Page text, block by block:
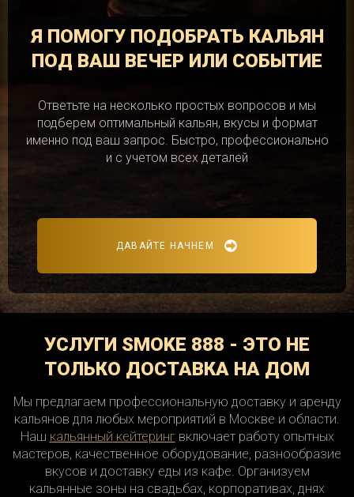
Я ПОМОГУ ПОДОБРАТЬ КАЛЬЯН
ПОД ВАШ ВЕЧЕР ИЛИ СОБЫТИЕ
Ответьте на несколько простых вопросов и мы
подберем оптимальный кальян, вкусы и формат
именно под ваш запрос. Быстро, профессионально
и с учетом всех деталей
ДАВАЙТЕ НАЧНЕМ
УСЛУГИ SMOKE 888 - ЭТО НЕ
ТОЛЬКО ДОСТАВКА НА ДОМ
Мы предлагаем профессиональную доставку и аренду
кальянов для любых мероприятий в Москве и области.
Наш кальянный кейтерингвключает работу опытных
мастеров, качественное оборудование, разнообразие
вкусов и доставку еды из кафе. Организуем
кальянные зоны на свадьбах, корпоративах, днях